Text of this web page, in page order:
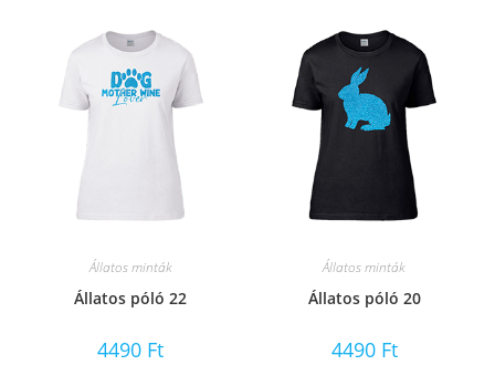
Állatos minták
Állatos póló 22
4490 Ft
Állatos minták
Állatos póló 20
4490 Ft